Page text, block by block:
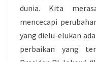
dunia. Kita
mencecapi
yang dielu-elukan
perbaikan yang